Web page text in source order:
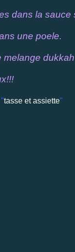
dans la
une poele.
tasse et assiette"